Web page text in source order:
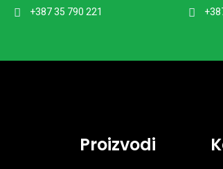
+387 35 790 221
Proizvodi